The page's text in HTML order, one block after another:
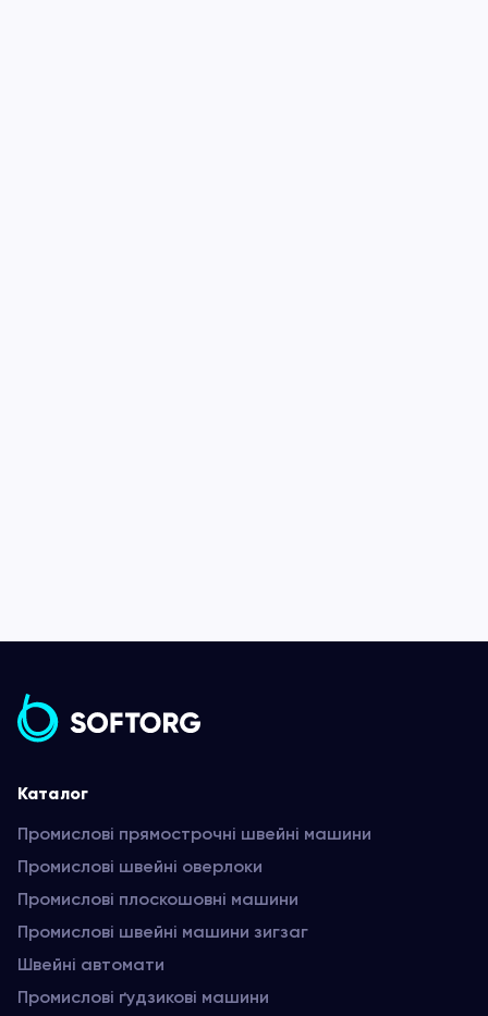
Каталог
Промислові прямострочні швейні машини
Промислові швейні оверлоки
Промислові плоскошовні машини
Промислові швейні машини зигзаг
Швейні автомати
Промислові ґудзикові машини